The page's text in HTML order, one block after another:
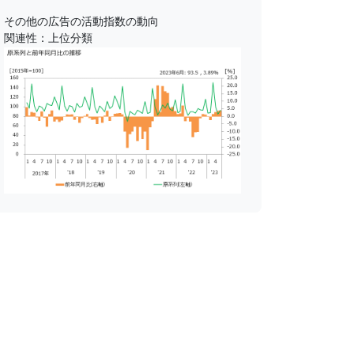
その他の広告の活動指数の動向
関連性：上位分類